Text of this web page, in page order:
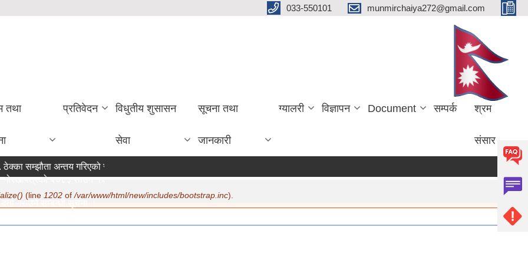
033-550101 munmirchaiya272@gmail.com
तथा प्रतिवेदन विधुतीय शुसासन
सेवा
सूचना तथा
जानकारी
ग्यालरी विज्ञापन Document सम्पर्क श्रम
संसार
ठेक्का सम्झौता अन्तय गरिएको सम्बन्धी सूचना ।
२०८३ साउन १२ गते मा सूचना प्रकाशन ।
गराउने सम्बन्धी सूचना ।
(line 1202 of/var/www/html/new/includes/bootstrap.inc).